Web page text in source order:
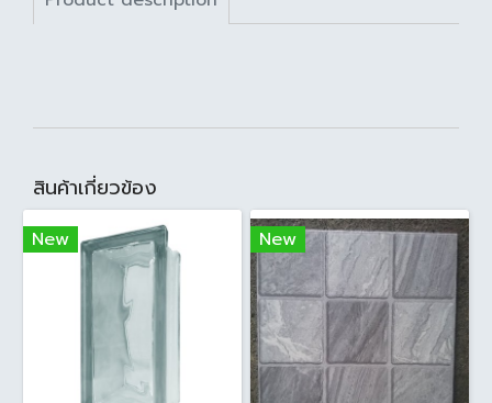
สินค้าเกี่ยวข้อง
New New